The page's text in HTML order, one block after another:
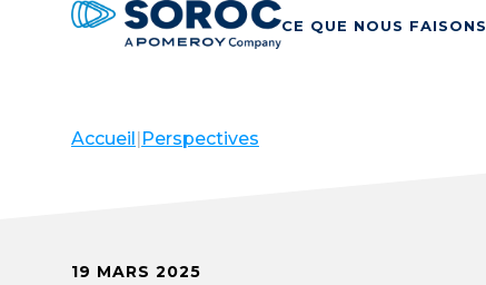
CE QUE NOUS FAISONS
Accueil|Perspectives
19 MARS 2025